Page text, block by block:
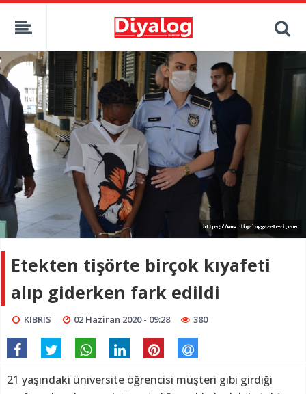
Etekten tişörte birçok kıyafeti
alıp giderken fark edildi
KIBRIS 02 Haziran 2020 - 09:28 380
21 yaşındaki üniversite öğrencisi müşteri gibi girdiği